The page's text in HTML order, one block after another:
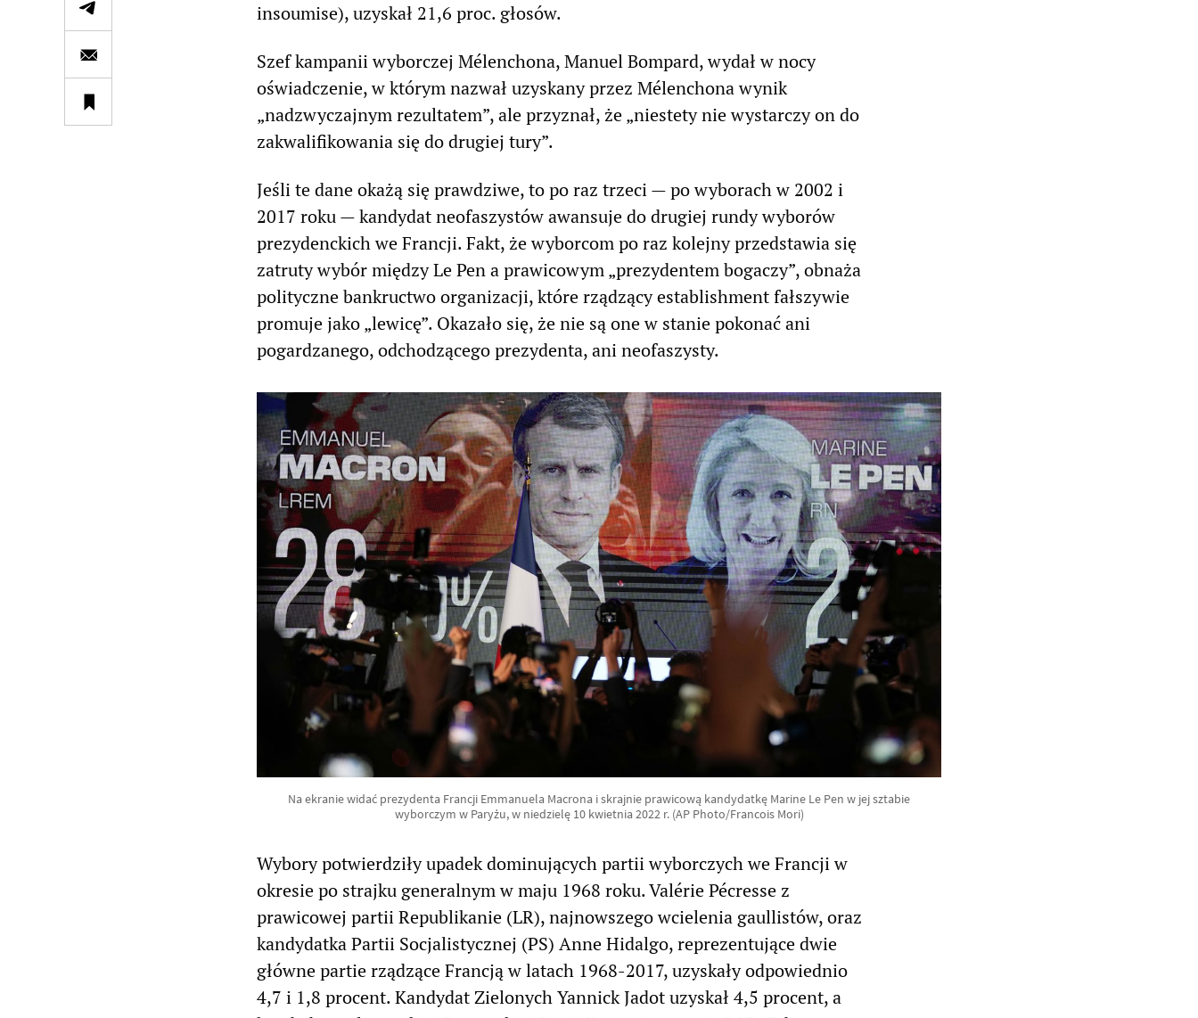
insoumise), uzyskał 21,6 proc. głosów.
Szef kampanii wyborczej Mélenchona, Manuel Bompard, wydał w nocy
oświadczenie, w którym nazwał uzyskany przez Mélenchona wynik
„nadzwyczajnym rezultatem”, ale przyznał, że „niestety nie wystarczy on do
zakwalifikowania się do drugiej tury”.
Jeśli te dane okażą się prawdziwe, to po raz trzeci — po wyborach w 2002 i
2017 roku — kandydat neofaszystów awansuje do drugiej rundy wyborów
prezydenckich we Francji. Fakt, że wyborcom po raz kolejny przedstawia się
zatruty wybór między Le Pen a prawicowym „prezydentem bogaczy”, obnaża
polityczne bankructwo organizacji, które rządzący establishment fałszywie
promuje jako „lewicę”. Okazało się, że nie są one w stanie pokonać ani
pogardzanego, odchodzącego prezydenta, ani neofaszysty.
Na ekranie widać prezydenta Francji Emmanuela Macrona i skrajnie prawicową kandydatkę Marine Le Pen w jej sztabie
wyborczym w Paryżu, w niedzielę 10 kwietnia 2022 r. (AP Photo/Francois Mori)
Wybory potwierdziły upadek dominujących partii wyborczych we Francji w
okresie po strajku generalnym w maju 1968 roku. Valérie Pécresse z
prawicowej partii Republikanie (LR), najnowszego wcielenia gaullistów, oraz
kandydatka Partii Socjalistycznej (PS) Anne Hidalgo, reprezentujące dwie
główne partie rządzące Francją w latach 1968-2017, uzyskały odpowiednio
4,7 i 1,8 procent. Kandydat Zielonych Yannick Jadot uzyskał 4,5 procent, a